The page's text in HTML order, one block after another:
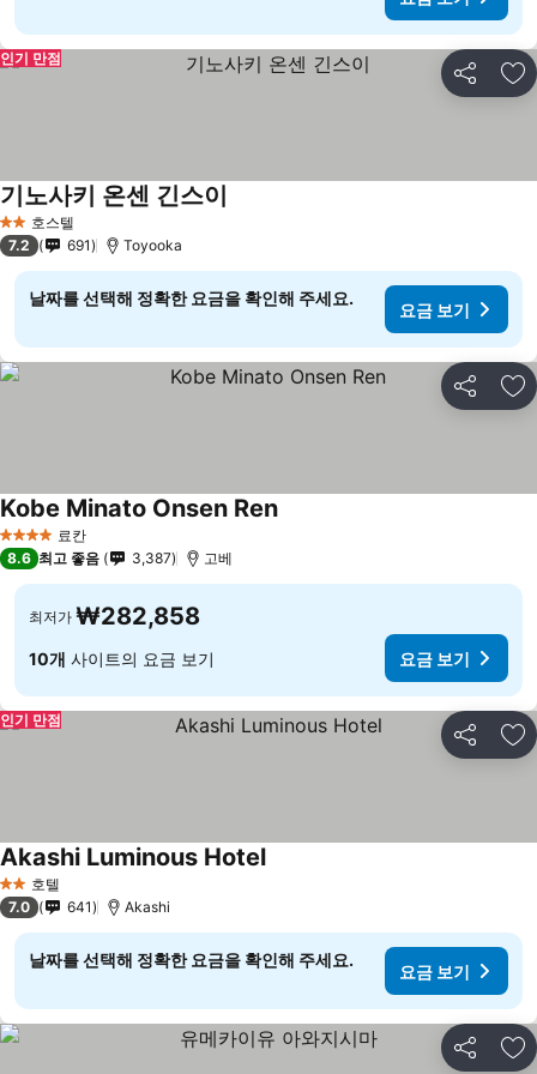
공유 즐
인기 만점
2 성급호스텔
기노사키 온센 긴스이
7.2 691 Toyooka
날짜를 선택해 정확한 요금을 확인해 주세요.
요금 보기
공유 즐
4 성급 료칸
Kobe Minato Onsen Ren
8.6 최고 좋음 3,387 고베
최저가 ₩282,858
10개 사이트의 요금 보기 요금 보기
공유 즐
인기 만점
2 성급호텔
Akashi Luminous Hotel
7.0 641 Akashi
날짜를 선택해 정확한 요금을 확인해 주세요.
요금 보기
공유 즐